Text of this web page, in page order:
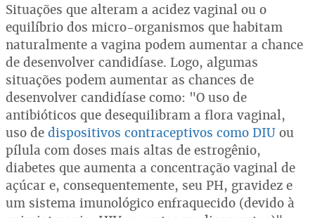
Situações que alteram a acidez vaginal ou o
equilíbrio dos micro-organismos que habitam
naturalmente a vagina podem aumentar a chance
de desenvolver candidíase. Logo, algumas
situações podem aumentar as chances de
desenvolver candidíase como: "O uso de
antibióticos que desequilibram a flora vaginal,
uso de dispositivos contraceptivos como DIU ou
pílula com doses mais altas de estrogênio,
diabetes que aumenta a concentração vaginal de
açúcar e, consequentemente, seu PH, gravidez e
um sistema imunológico enfraquecido (devido à